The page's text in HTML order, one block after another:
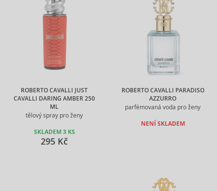
ROBERTO CAVALLI JUST
CAVALLI DARING AMBER 250
ML
tělový spray pro ženy
SKLADEM 3 KS
295 Kč
ROBERTO CAVALLI PARADISO
AZZURRO
parfémovaná voda pro ženy
NENÍ SKLADEM